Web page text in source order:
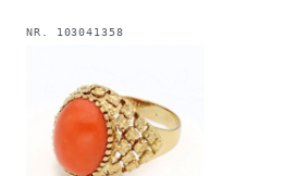
NR. 103041358